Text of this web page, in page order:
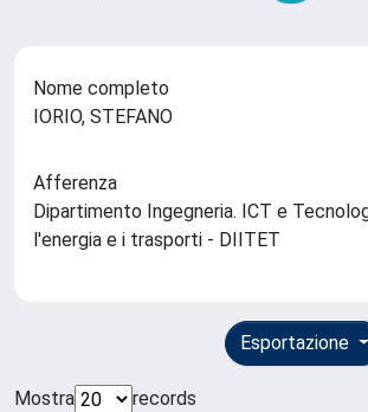
Nome completo
IORIO, STEFANO
Afferenza
Dipartimento Ingegneria. ICT e
l'energia e i trasporti - DIITET
Esportazione
Mostra
records